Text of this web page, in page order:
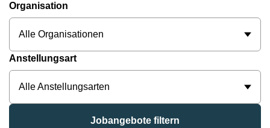
Organisation
Alle Organisationen
Anstellungsart
Alle Anstellungsarten
Jobangebote filtern